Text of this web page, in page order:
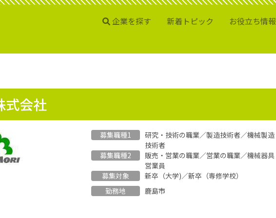
企業を探す 新着トピック お役立ち情報
式会社
募集職種1
研究・技術の職業／製造技術者／機械製造
技術者
募集職種2
販売・営業の職業／営業の職業／機械器具
営業員
募集対象
新卒（大学)／新卒（専修学校）
勤務地
鹿島市